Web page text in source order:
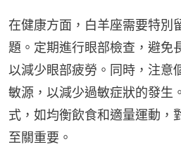
在健康方面，白羊座需要特別
題。定期進行眼部檢查，避免
以減少眼部疲勞。同時，注意
敏源，以減少過敏症狀的發生
式，如均衡飲食和適量運動，
至關重要。